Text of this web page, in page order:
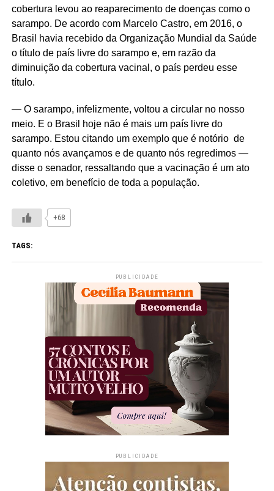
cobertura levou ao reaparecimento de doenças como o
sarampo. De acordo com Marcelo Castro, em 2016, o
Brasil havia recebido da Organização Mundial da Saúde
o título de país livre do sarampo e, em razão da
diminuição da cobertura vacinal, o país perdeu esse
título.
— O sarampo, infelizmente, voltou a circular no nosso
meio. E o Brasil hoje não é mais um país livre do
sarampo. Estou citando um exemplo que é notório de
quanto nós avançamos e de quanto nós regredimos —
disse o senador, ressaltando que a vacinação é um ato
coletivo, em benefício de toda a população.
+68
TAGS:
PUBLICIDADE
PUBLICIDADE